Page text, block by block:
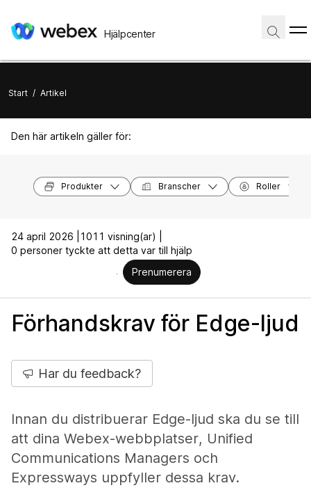
Hjälpcenter
Start / Artikel
Den här artikeln gäller för:
Produkter Branscher Roller
24 april 2026 |
1011 visning(ar) |
0 personer tyckte att detta var till hjälp
Prenumerera
Förhandskrav för Edge-ljud
Har du feedback?
Innan du distribuerar Edge-ljud ska du se till
att dina Webex-webbplatser, Unified
Communications Managers och
Expressways uppfyller dessa krav.